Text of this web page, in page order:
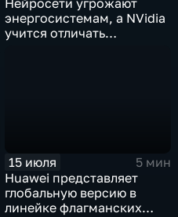
энергосистемам, а NVidia
учится отличать
15 июля
5 мин
Huawei представляет
глобальную версию в
линейке флагманских